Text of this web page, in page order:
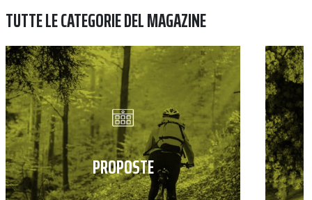
TUTTE LE CATEGORIE DEL MAGAZINE
PROPOSTE